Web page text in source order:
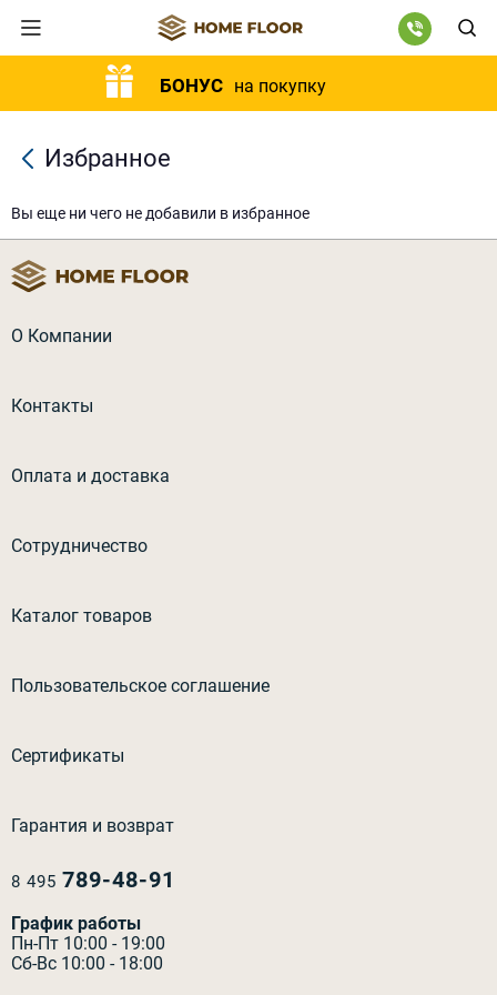
БОНУС на покупку
Избранное
Вы еще ни чего не добавили в избранное
О Компании
Контакты
Оплата и доставка
Сотрудничество
Каталог товаров
Пользовательское соглашение
Сертификаты
Гарантия и возврат
8 495 789-48-91
График работы
Пн-Пт 10:00 - 19:00
Сб-Вс 10:00 - 18:00